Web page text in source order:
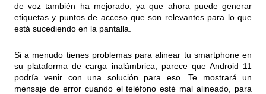
de voz también ha mejorado, ya que ahora puede generar
etiquetas y puntos de acceso que son relevantes para lo que
está sucediendo en la pantalla.
Si a menudo tienes problemas para alinear tu smartphone en
su plataforma de carga inalámbrica, parece que Android 11
podría venir con una solución para eso. Te mostrará un
mensaje de error cuando el teléfono esté mal alineado, para